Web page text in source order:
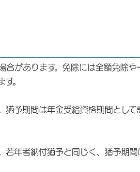
があります。免除には全額免除や
。
予期間は年金受給資格期間として
若年者納付猶予と同じく、猶予期間